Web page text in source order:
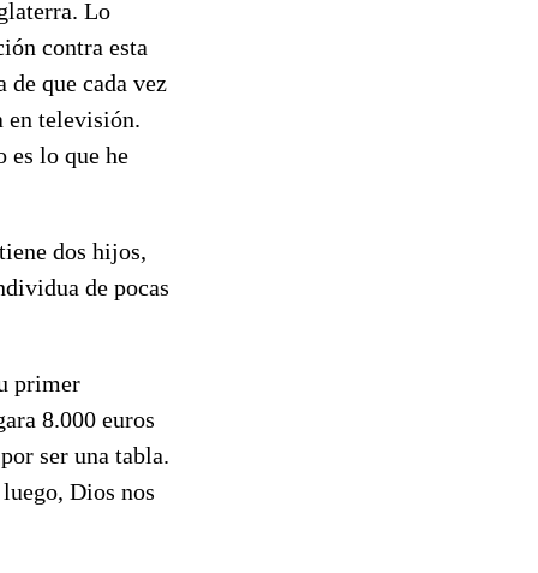
Lo
contra esta
que cada vez
en televisión.
es lo que he
dos hijos,
de pocas
primer
8.000 euros
ser una tabla.
Dios nos